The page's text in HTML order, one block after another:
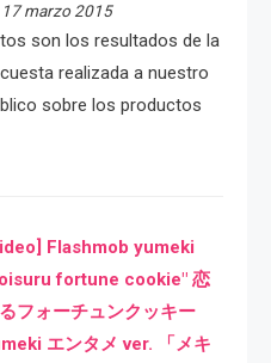
17 marzo 2015
son los resultados de la
realizada a nuestro
sobre los productos
Flashmob yumeki
fortune cookie" 恋
フォーチュンクッキー
エンタメ ver. 「メキ